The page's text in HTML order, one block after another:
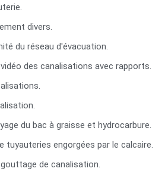
divers.
du réseau d'évacuation.
des canalisations avec rapports.
du bac à graisse et hydrocarbure.
tuyauteries engorgées par le calcaire.
de canalisation.